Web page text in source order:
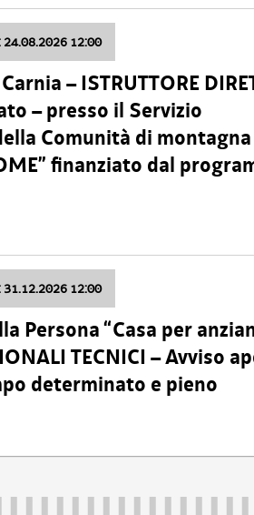
12:00
– ISTRUTTORE
– presso il Servizio
Comunità di
finanziato dal
12:00
Persona “Casa per
TECNICI – Avviso
determinato e pieno